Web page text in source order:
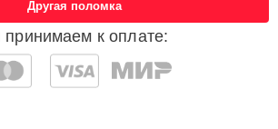
к оплате:
Другая поломка